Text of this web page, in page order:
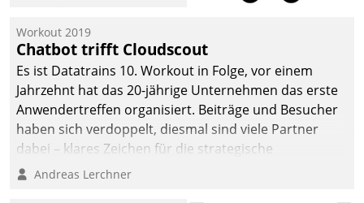
Quartier. Dazwischen
zeigte Datatrain, was es
Neues zu bieten hat.
Workout 2019
Chatbot trifft Cloudscout
Es ist Datatrains 10. Workout in Folge, vor einem
Jahrzehnt hat das 20-jährige Unternehmen das erste
Anwendertreffen organisiert. Beiträge und Besucher
haben sich verdoppelt, diesmal sind viele Partner
dabei – klares Zeichen für die strategische
Fokussierung auf den Kunden.
Andreas Lerchner